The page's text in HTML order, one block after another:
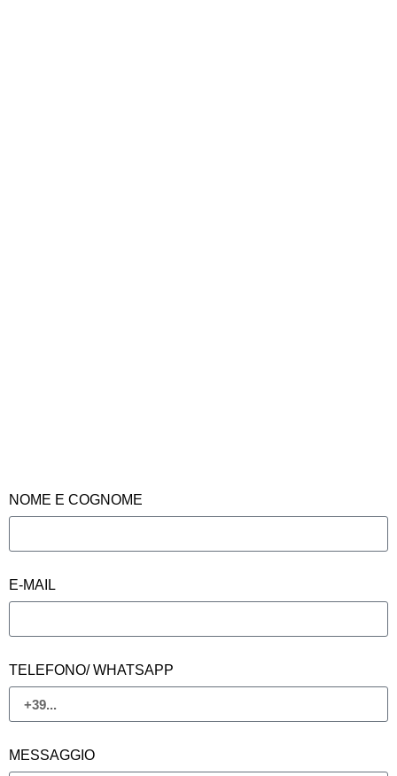
NOME E COGNOME
E-MAIL
TELEFONO/ WHATSAPP
MESSAGGIO